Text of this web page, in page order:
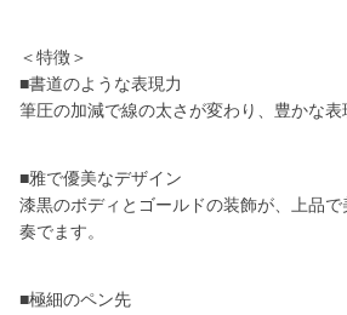
＜特徴＞
■書道のような表現力
筆圧の加減で線の太さが変わり、豊かな表
■雅で優美なデザイン
漆黒のボディとゴールドの装飾が、上品
奏でます。
■極細のペン先